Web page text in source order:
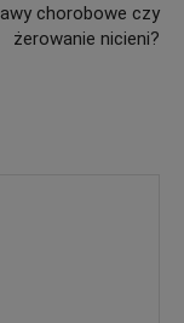
chorobowe czy
żerowanie nicieni?